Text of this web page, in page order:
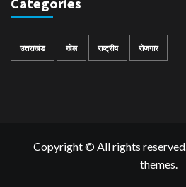
उत्तराखंड खेल राष्ट्रीय रोजगार
Copyright © All rights reserved.
themes.